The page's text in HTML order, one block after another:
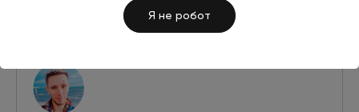
Я не робот